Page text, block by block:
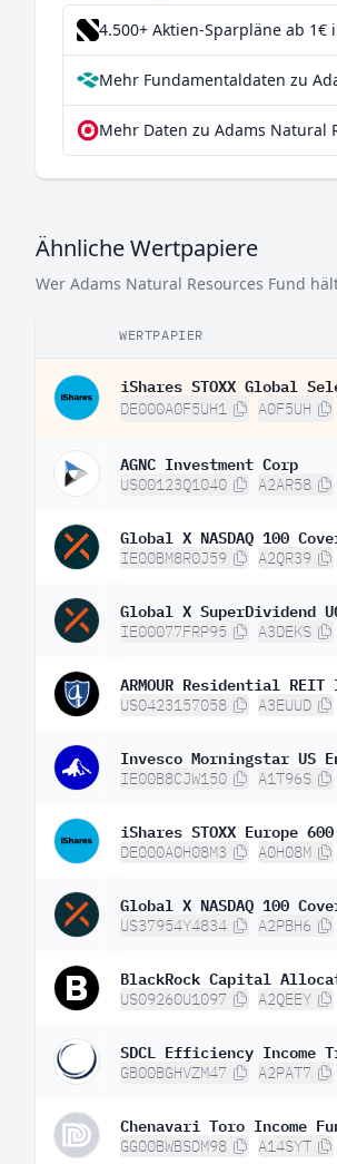
4.500+ Aktien-Sparpläne ab 1€
Mehr Fundamentaldaten zu
Mehr Daten zu Adams Natural
Ähnliche Wertpapiere
Wer Adams Natural Resources Fund
WERTPAPIER
iShares STOXX Global
DE000A0F5UH1 A0F5UH
AGNC Investment Corp
US00123Q1040 A2AR58
Global X NASDAQ 100
IE00BM8R0J59 A2QR39
Global X SuperDividend
IE00077FRP95 A3DEKS
ARMOUR Residential REIT
US0423157058 A3EUUD
Invesco Morningstar US
IE00B8CJW150 A1T96S
iShares STOXX Europe
DE000A0H08M3 A0H08M
Global X NASDAQ 100
US37954Y4834 A2PBH6
BlackRock Capital
US09260U1097 A2QEEY
SDCL Efficiency Income
GB00BGHVZM47 A2PAT7
Chenavari Toro Income
GG00BWBSDM98 A14SYT